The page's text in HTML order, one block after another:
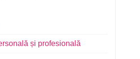
și profesională